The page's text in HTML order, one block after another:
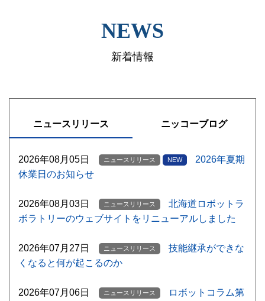
NEWS
新着情報
ニュースリリース
2026年08月05日 ニュースリリース NEW
2026年夏期
休業日のお知らせ
2026年08月03日 ニュースリリース
北海道ロボットラ
ボラトリーのウェブサイトをリニューアルしました
2026年07月27日 ニュースリリース
技能継承ができな
くなると何が起こるのか
2026年07月06日 ニュースリリース
ロボットコラム第
ニッコーブログ